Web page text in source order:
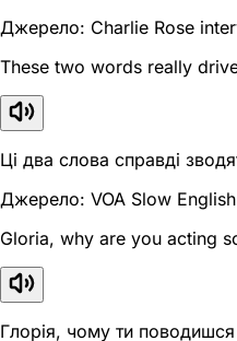
Джерело: Charlie Rose
These two words really
Ці два слова справді
Джерело: VOA Slow
Gloria, why are you acting
Глорія, чому ти